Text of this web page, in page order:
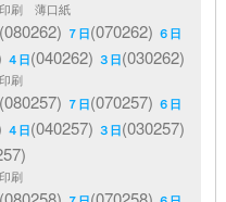
刷 薄口紙
(080262) ７日(070262) ６日
４日(040262) ３日(030262)
刷
(080257) ７日(070257) ６日
４日(040257) ３日(030257)
刷